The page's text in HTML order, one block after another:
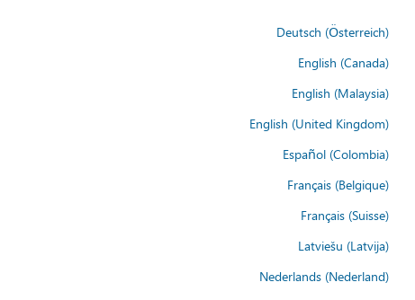
Deutsch (Österreich)
English (Canada)
English (Malaysia)
English (United Kingdom)
Español (Colombia)
Français (Belgique)
Français (Suisse)
Latviešu (Latvija)
Nederlands (Nederland)